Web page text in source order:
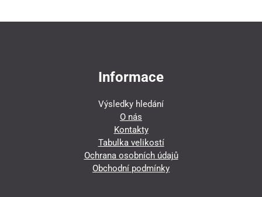
Informace
Výsledky hledání
O nás
Kontakty
Tabulka velikostí
Ochrana osobních údajů
Obchodní podmínky